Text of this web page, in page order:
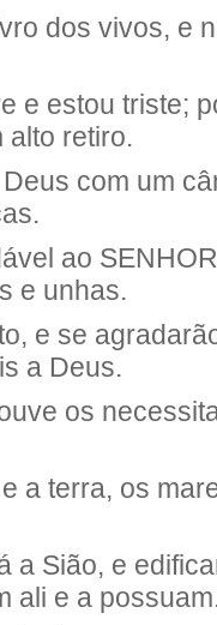
dos vivos, e
e estou triste;
alto retiro.
com um
ao
e unhas.
e se
a Deus.
os
a terra, os
a Sião, e
ali e a